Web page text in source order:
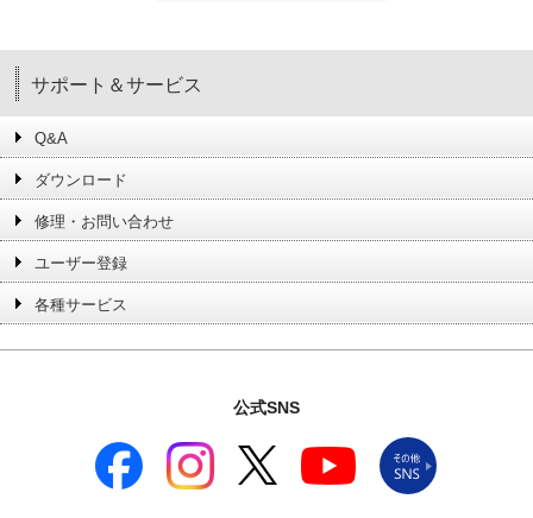
サポート＆サービス
Q&A
ダウンロード
修理・お問い合わせ
ユーザー登録
各種サービス
公式SNS